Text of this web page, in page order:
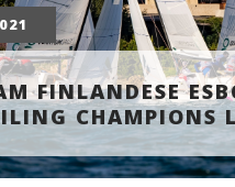
FINLANDESE
CHAMPIONS